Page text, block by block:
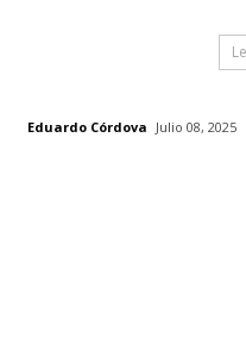
Eduardo Córdova Julio 08, 2025